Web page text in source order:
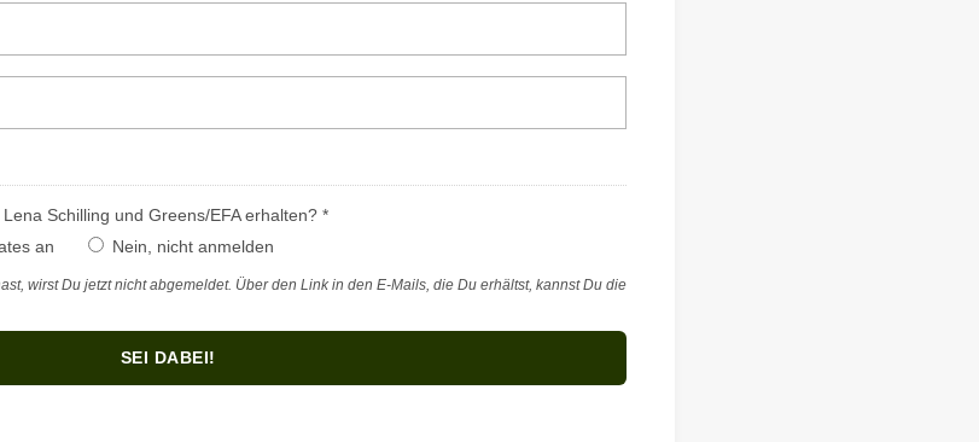
Schilling und Greens/EFA erhalten? *
an
Nein, nicht anmelden
wirst Du jetzt nicht abgemeldet. Über den Link in den E-Mails, die Du erhältst, kannst Du die